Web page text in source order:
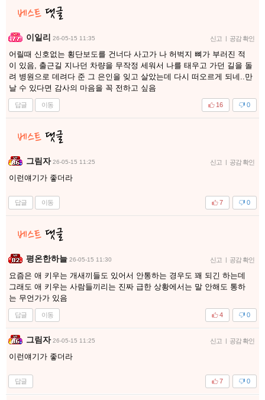
이일리 26-05-15 11:35 신고 | 공감 확인
어릴때 신호없는 횡단보도를 건너다 사고가 나 허벅지 뼈가 부러진 적
이 있음, 출근길 지나던 차량을 무작정 세워서 나를 태우고 가던 길을 돌
려 병원으로 데려다 준 그 은인을 잊고 살았는데 다시 떠오르게 되네..만
날 수 있다면 감사의 마음을 꼭 전하고 싶음
답글 이동 0
16
그림자 26-05-15 11:25 신고 | 공감 확인
이런얘기가 좋더라
답글 이동 0
7
평온한하늘 26-05-15 11:30 신고 | 공감 확인
요즘은 애 키우는 개새끼들도 있어서 안통하는 경우도 꽤 되긴 하는데
그래도 애 키우는 사람들끼리는 진짜 급한 상황에서는 말 안해도 통하
는 무언가가 있음
답글 이동 0
4
그림자 26-05-15 11:25 신고 | 공감 확인
이런얘기가 좋더라
답글 0
7